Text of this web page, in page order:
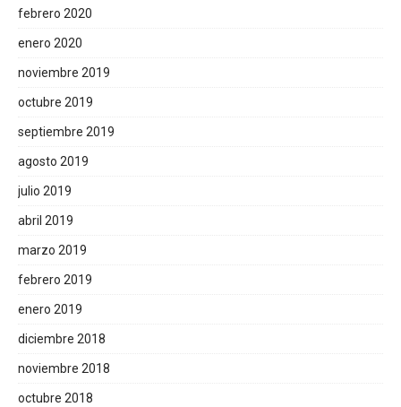
febrero 2020
enero 2020
noviembre 2019
octubre 2019
septiembre 2019
agosto 2019
julio 2019
abril 2019
marzo 2019
febrero 2019
enero 2019
diciembre 2018
noviembre 2018
octubre 2018